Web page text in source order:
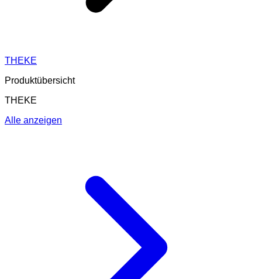
THEKE
Produktübersicht
THEKE
Alle anzeigen